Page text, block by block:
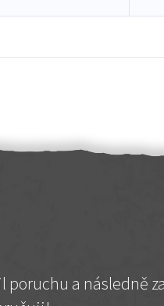
a následně